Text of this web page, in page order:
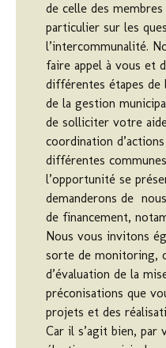
de celle des
particulier sur les
l’intercommunalité.
faire appel à vous et
différentes étapes de
de la gestion
de solliciter votre
coordination
différentes
l’opportunité se
demanderons de
de financement,
Nous vous invitons
sorte de monitoring,
d’évaluation de la
préconisations que
projets et des
Car il s’agit bien, par